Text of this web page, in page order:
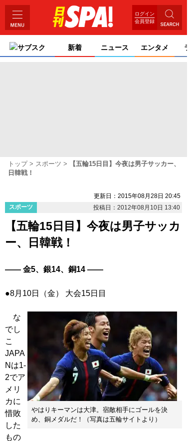
ログイン
会員登録
サブスク 新着 ニュース エンタメ
トップ スポーツ
【五輪15日目】今夜は男子サッカー、
日韓戦！
更新日：2015年08月28日 20:45
スポーツ
投稿日：2012年08月10日 13:40
【五輪15日目】今夜は男子サッカ
ー、日韓戦！
―― 金5、銀14、銅14 ――
●8月10日（金） 大会15日目
やはりキーマンは大津。宿敵相手にゴールを決
め、銅メダルだ！（写真は五輪サイトより）
な
でし
こ
JAPA
Nは1-
2でア
メリ
カに
惜敗
した
もの